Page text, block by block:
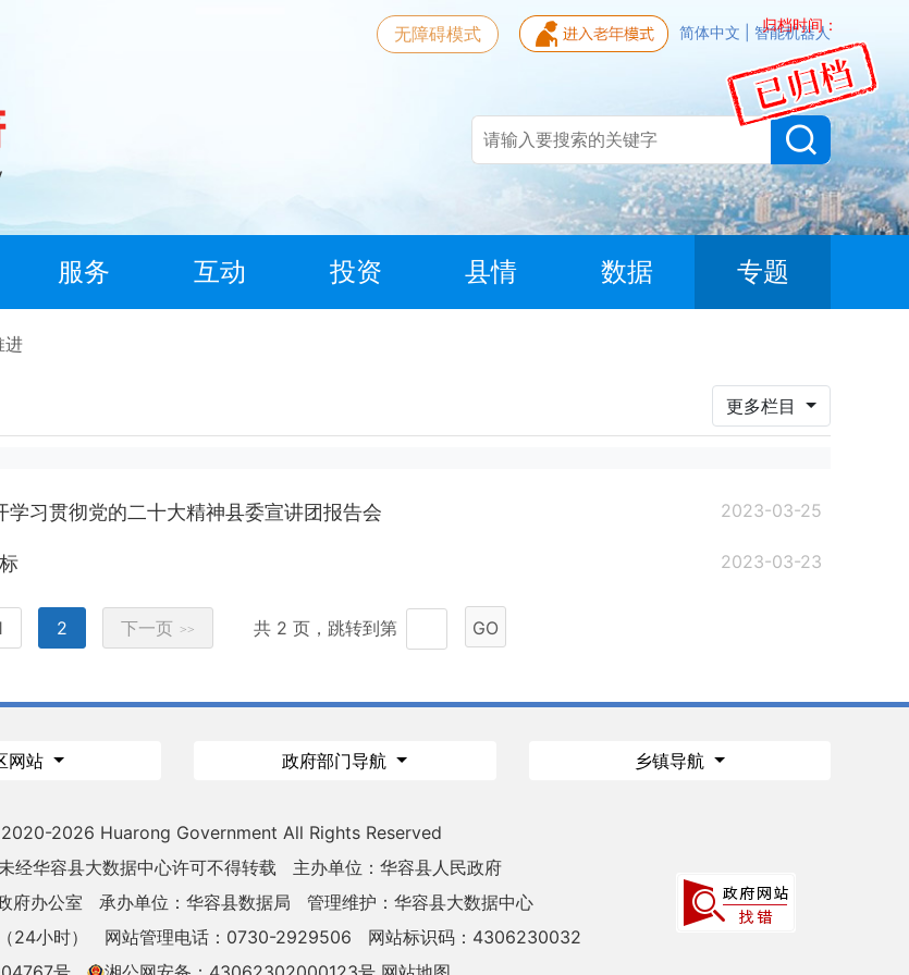
归档时间：
简体中文 智能机器人
无障碍模式
服务 互动 投资 县情 数据 专题
进
更多栏目
习贯彻党的二十大精神县委宣讲团报告会 2023-03-25
2023-03-23
2 下一页 >> 共 2 页，跳转到第 GO
网站 政府部门导航 乡镇导航
2026 Huarong Government All Rights Reserved
经华容县大数据中心许可不得转载
主办单位：华容县人民政府
府办公室
承办单位：华容县数据局
管理维护：华容县大数据中心
24小时）
网站管理电话：0730-2929506
网站标识码：4306230032